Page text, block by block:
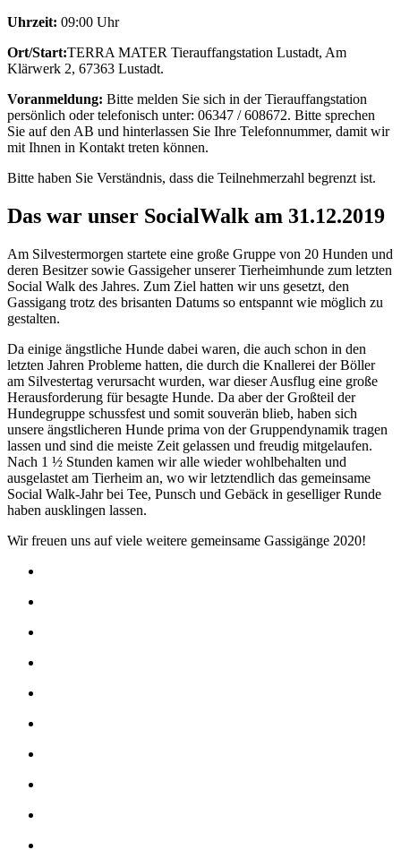
Uhrzeit: 09:00 Uhr
Ort/Start:TERRA MATER Tierauffangstation Lustadt, Am
Klärwerk 2, 67363 Lustadt.
Voranmeldung: Bitte melden Sie sich in der Tierauffangstation
persönlich oder telefonisch unter: 06347 / 608672. Bitte sprechen
Sie auf den AB und hinterlassen Sie Ihre Telefonnummer, damit wir
mit Ihnen in Kontakt treten können.
Bitte haben Sie Verständnis, dass die Teilnehmerzahl begrenzt ist.
Das war unser SocialWalk am 31.12.2019
Am Silvestermorgen startete eine große Gruppe von 20 Hunden und
deren Besitzer sowie Gassigeher unserer Tierheimhunde zum letzten
Social Walk des Jahres. Zum Ziel hatten wir uns gesetzt, den
Gassigang trotz des brisanten Datums so entspannt wie möglich zu
gestalten.
Da einige ängstliche Hunde dabei waren, die auch schon in den
letzten Jahren Probleme hatten, die durch die Knallerei der Böller
am Silvestertag verursacht wurden, war dieser Ausflug eine große
Herausforderung für besagte Hunde. Da aber der Großteil der
Hundegruppe schussfest und somit souverän blieb, haben sich
unsere ängstlicheren Hunde prima von der Gruppendynamik tragen
lassen und sind die meiste Zeit gelassen und freudig mitgelaufen.
Nach 1 ½ Stunden kamen wir alle wieder wohlbehalten und
ausgelastet am Tierheim an, wo wir letztendlich das gemeinsame
Social Walk-Jahr bei Tee, Punsch und Gebäck in geselliger Runde
haben ausklingen lassen.
Wir freuen uns auf viele weitere gemeinsame Gassigänge 2020!